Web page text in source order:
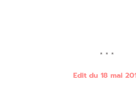
* * *
Edit du 18 mai